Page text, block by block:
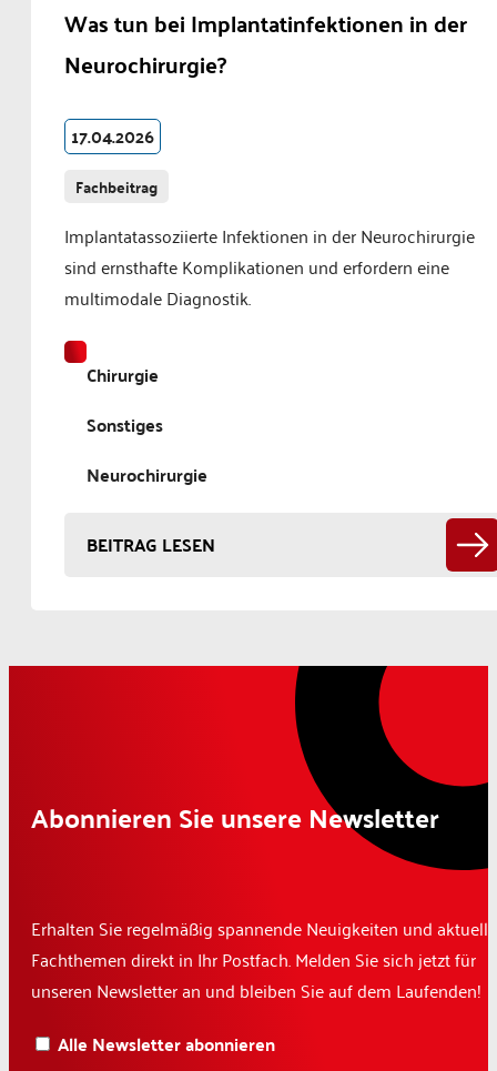
Was tun bei Implantatinfektionen in der
Neurochirurgie?
17.04.2026
Fachbeitrag
Implantatassoziierte Infektionen in der Neurochirurgie
sind ernsthafte Komplikationen und erfordern eine
multimodale Diagnostik.
Chirurgie
Sonstiges
Neurochirurgie
BEITRAG LESEN
Abonnieren Sie unsere Newsletter
Erhalten Sie regelmäßig spannende Neuigkeiten und aktuelle
Fachthemen direkt in Ihr Postfach. Melden Sie sich jetzt für
unseren Newsletter an und bleiben Sie auf dem Laufenden!
Alle Newsletter abonnieren